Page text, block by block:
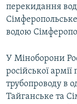
перекидання
водою
У Міноборони
російської
трубопроводу в
Тайганське та